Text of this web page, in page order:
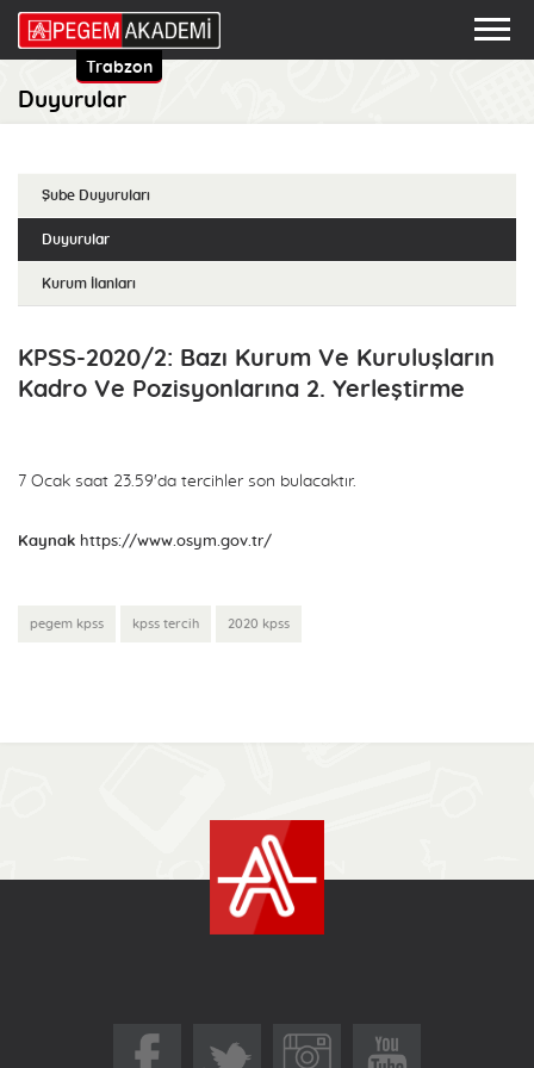
Trabzon
Duyurular
Şube Duyuruları
Duyurular
Kurum İlanları
KPSS-2020/2: Bazı Kurum Ve Kuruluşların
Kadro Ve Pozisyonlarına 2. Yerleştirme
7 Ocak saat 23.59'da tercihler son bulacaktır.
Kaynak https://www.osym.gov.tr/
pegem kpss kpss tercih 2020 kpss